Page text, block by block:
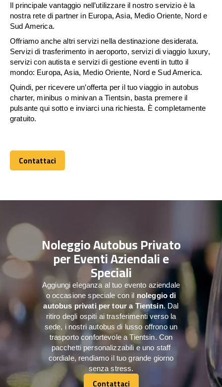
Il principale vantaggio nell’utilizzare il nostro servizio è la
nostra rete di partner in Europa, Asia, Medio Oriente, Nord e
Sud America.
Offriamo anche altri servizi nella destinazione desiderata.
Servizi di trasferimento in aeroporto, servizi di viaggio luxury,
servizi con autista e servizi di gestione eventi in tutto il
mondo: Europa, Asia, Medio Oriente, Nord e Sud America.
Quindi, per ricevere un’offerta per il tuo viaggio in autobus
charter, minibus o minivan a Tientsin, basta premere il
pulsante qui sotto e inviarci una richiesta. È completamente
gratuito.
Contattaci
Contattaci
Noleggio Autobus Privato
per Eventi Aziendali e
Speciali
Aggiungi eleganza al tuo evento aziendale
o occasione speciale con il noleggio di
autobus privati per tour a Tientsin. Dal
ritiro degli ospiti ai trasferimenti verso la
sede, i nostri autobus di lusso offrono un
trasporto confortevole a Tientsin. Con
pacchetti personalizzabili e uno staff
cordiale, rendiamo il tuo grande giorno
senza stress.
Contattaci